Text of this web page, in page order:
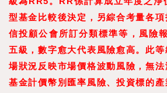
型基金比較後決定，另綜合考量各
信投顧公會所訂分類標準等，風險
五級，數字愈大代表風險愈高。此
場狀況反映市場價格波動風險，無法
基金計價幣別匯率風險、投資標的產